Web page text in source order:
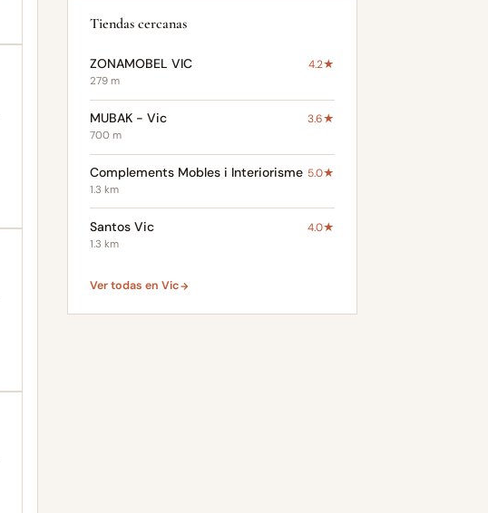
Tiendas cercanas
ZONAMOBEL VIC 4.2★
279 m
MUBAK - Vic 3.6★
700 m
Complements Mobles i Interiorisme 5.0★
1.3 km
Santos Vic 4.0★
1.3 km
Ver todas en Vic